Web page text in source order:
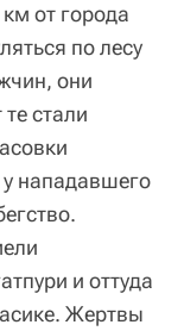
от города
по лесу
они
стали
нападавшего
и оттуда
Жертвы